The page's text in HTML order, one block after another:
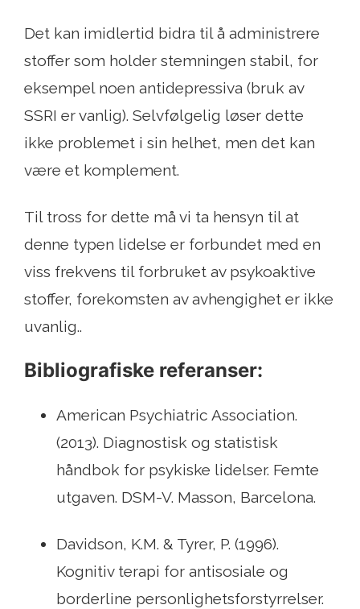
Det kan imidlertid bidra til å administrere
stoffer som holder stemningen stabil, for
eksempel noen antidepressiva (bruk av
SSRI er vanlig). Selvfølgelig løser dette
ikke problemet i sin helhet, men det kan
være et komplement.
Til tross for dette må vi ta hensyn til at
denne typen lidelse er forbundet med en
viss frekvens til forbruket av psykoaktive
stoffer, forekomsten av avhengighet er ikke
uvanlig..
Bibliografiske referanser:
American Psychiatric Association.
(2013). Diagnostisk og statistisk
håndbok for psykiske lidelser. Femte
utgaven. DSM-V. Masson, Barcelona.
Davidson, K.M. & Tyrer, P. (1996).
Kognitiv terapi for antisosiale og
borderline personlighetsforstyrrelser.